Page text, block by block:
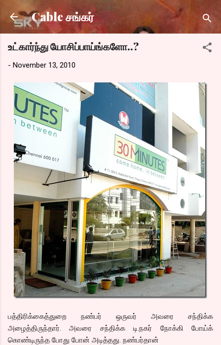
Skip to main content
Cable சங்கர்
உட்கார்ந்து யோசிப்பாய்ங்களோ..?
- November 13, 2010
பத்திரிக்கைத்துறை நண்பர் ஒருவர் அவரை சந்திக்க
அழைத்திருந்தார். அவரை சந்திக்க டி.நகர் நோக்கி போய்க்
கொண்டிருந்த போது போன் அடித்தது. நண்பர்தான்